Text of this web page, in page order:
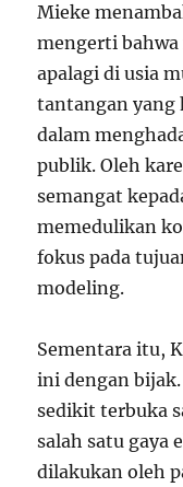
Mieke
mengerti
apalagi di usia
tantangan yang
dalam
publik. Oleh
semangat
memedulikan
fokus pada
modeling.
Sementara itu,
ini dengan
sedikit terbuka
salah satu gaya
dilakukan oleh